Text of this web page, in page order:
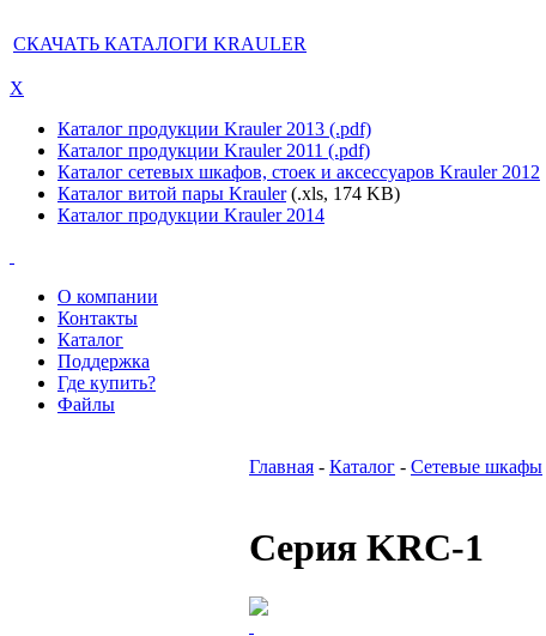
СКАЧАТЬ КАТАЛОГИ KRAULER
X
Каталог продукции Krauler 2013 (.pdf)
Каталог продукции Krauler 2011 (.pdf)
Каталог сетевых шкафов, стоек и аксессуаров Krauler 2012
Каталог витой пары Krauler(.xls, 174 KB)
Каталог продукции Krauler 2014
О компании
Контакты
Каталог
Поддержка
Где купить?
Файлы
Главная - Каталог - Сетевые шкафы
Серия KRC-1